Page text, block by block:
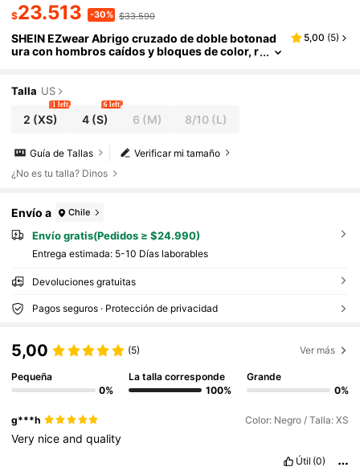
$23.513 -30% $33.590
SHEIN EZwear Abrigo cruzado de doble botonad
ura con hombros caídos y bloques de color, r
5,00 (5)
Talla US
2 (XS)
1 left
4(S)
6 left
6 (M) 8/10 (L)
Verificar mi tamaño
Guía de Tallas
¿No es tu talla? Dinos
Envío a Chile
Envío gratis(Pedidos ≥ $24.990)
Entrega estimada: 5-10 Días laborables
Devoluciones gratuitas
Pagos seguros · Protección de privacidad
5,00 (5) Ver más
Pequeña
0%
La talla corresponde
100%
Grande
0%
g***h Color: Negro / Talla: XS
Very niceandquality
Útil (0)